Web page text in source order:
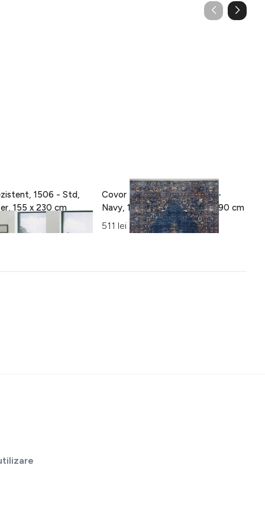
1506 - Std,
100% poliester, 155 x 230 cm
Covor Eko rezistent, ALT 01 -
Navy, 100% poliester, 130 x 190 cm
511 lei